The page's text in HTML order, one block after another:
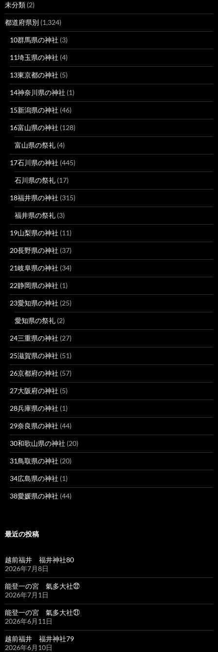
未分類 (2)
都道府県別 (1,324)
10群馬県の神社 (3)
11埼玉県の神社 (4)
13東京都の神社 (5)
14神奈川県の神社 (1)
15新潟県の神社 (46)
16富山県の神社 (128)
富山県の祭礼 (4)
17石川県の神社 (445)
石川県の祭礼 (17)
18福井県の神社 (315)
福井県の祭礼 (3)
19山梨県の神社 (11)
20長野県の神社 (37)
21岐阜県の神社 (34)
22静岡県の神社 (1)
23愛知県の神社 (25)
愛知県の祭礼 (2)
24三重県の神社 (27)
25滋賀県の神社 (51)
26京都府の神社 (57)
27大阪府の神社 (5)
28兵庫県の神社 (1)
29奈良県の神社 (44)
30和歌山県の神社 (20)
31鳥取県の神社 (20)
34広島県の神社 (1)
38愛媛県の神社 (44)
最近の投稿
越前福井 福井神社80
2026年7月8日
能登一の宮 氣多大社㉒
2026年7月1日
能登一の宮 氣多大社㉑
2026年6月11日
越前福井 福井神社79
2026年6月10日